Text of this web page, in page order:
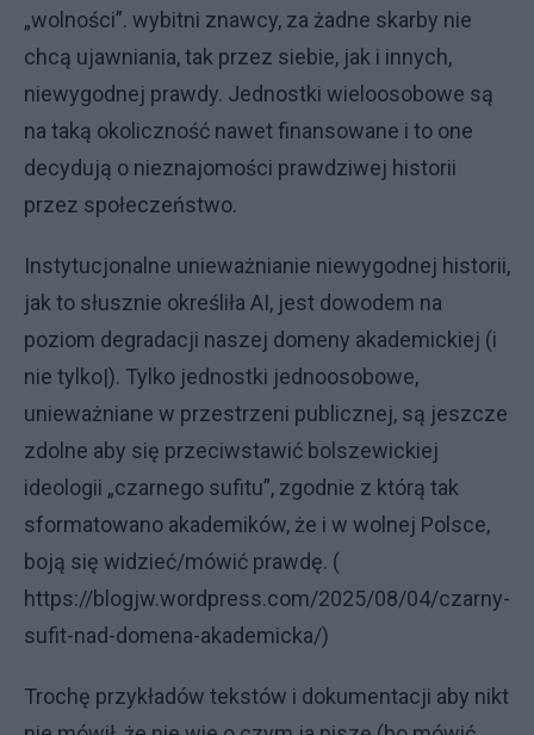
„wolności”. wybitni znawcy, za żadne skarby nie
chcą ujawniania, tak przez siebie, jak i innych,
niewygodnej prawdy. Jednostki wieloosobowe są
na taką okoliczność nawet finansowane i to one
decydują o nieznajomości prawdziwej historii
przez społeczeństwo.
Instytucjonalne unieważnianie niewygodnej historii,
jak to słusznie określiła AI, jest dowodem na
poziom degradacji naszej domeny akademickiej (i
nie tylko|). Tylko jednostki jednoosobowe,
unieważniane w przestrzeni publicznej, są jeszcze
zdolne aby się przeciwstawić bolszewickiej
ideologii „czarnego sufitu”, zgodnie z którą tak
sformatowano akademików, że i w wolnej Polsce,
boją się widzieć/mówić prawdę. (
https://blogjw.wordpress.com/2025/08/04/czarny-
sufit-nad-domena-akademicka/)
Trochę przykładów tekstów i dokumentacji aby nikt